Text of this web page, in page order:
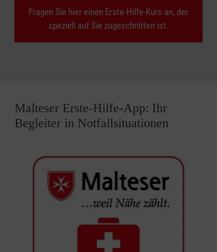
Fragen Sie hier einen Erste-Hilfe-Kurs an, der
speziell auf Sie zugeschnitten ist.
Malteser Erste-Hilfe-App: Ihr
Begleiter in Notfallsituationen